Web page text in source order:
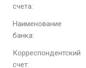
счета:
Наименование
банка:
Корреспондентский
счет: